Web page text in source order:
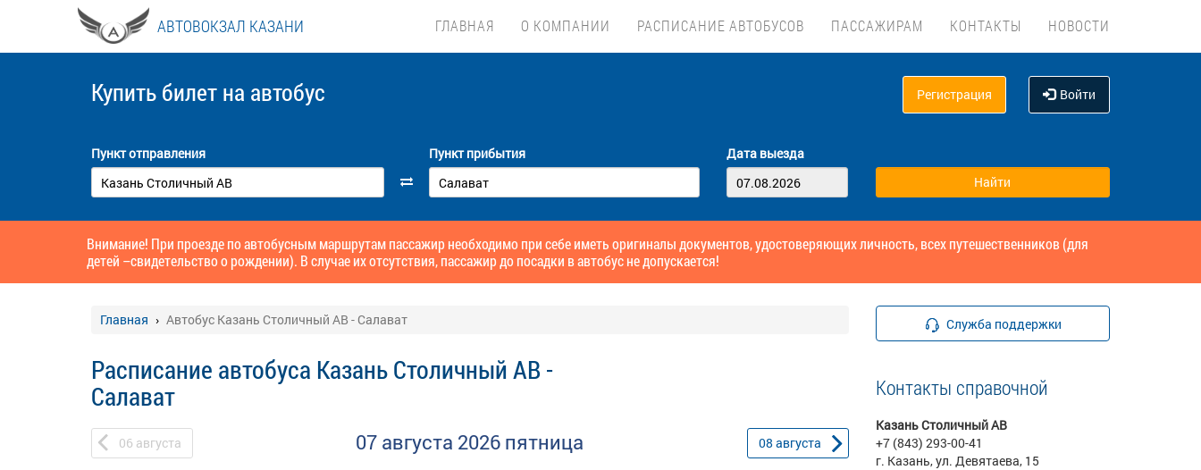
АВТОВОКЗАЛ КАЗАНИ ГЛАВНАЯ О КОМПАНИИ РАСПИСАНИЕ АВТОБУСОВ ПАССАЖИРАМ КОНТАКТЫ НОВОСТИ
Купить билет на автобус Регистрация Войти
Пункт отправления Пункт прибытия Дата выезда
Внимание! При проезде по автобусным маршрутам пассажир необходимо при себе иметь оригиналы документов, удостоверяющих личность, всех путешественников (для
детей –свидетельство о рождении). В случае их отсутствия, пассажир до посадки в автобус не допускается!
Главная Автобус Казань Столичный АВ - Салават
Расписание автобуса Казань Столичный АВ -
Салават
06 августа 07 августа 2026 пятница 08 августа
Служба поддержки
Контакты справочной
Казань Столичный АВ
+7 (843) 293-00-41
г. Казань, ул. Девятаева, 15